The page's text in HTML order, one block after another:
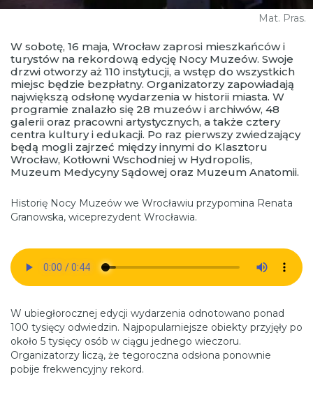
Mat. Pras.
W sobotę, 16 maja, Wrocław zaprosi mieszkańców i
turystów na rekordową edycję Nocy Muzeów. Swoje
drzwi otworzy aż 110 instytucji, a wstęp do wszystkich
miejsc będzie bezpłatny. Organizatorzy zapowiadają
największą odsłonę wydarzenia w historii miasta. W
programie znalazło się 28 muzeów i archiwów, 48
galerii oraz pracowni artystycznych, a także cztery
centra kultury i edukacji. Po raz pierwszy zwiedzający
będą mogli zajrzeć między innymi do Klasztoru
Wrocław, Kotłowni Wschodniej w Hydropolis,
Muzeum Medycyny Sądowej oraz Muzeum Anatomii.
Historię Nocy Muzeów we Wrocławiu przypomina Renata
Granowska, wiceprezydent Wrocławia.
W ubiegłorocznej edycji wydarzenia odnotowano ponad
100 tysięcy odwiedzin. Najpopularniejsze obiekty przyjęły po
około 5 tysięcy osób w ciągu jednego wieczoru.
Organizatorzy liczą, że tegoroczna odsłona ponownie
pobije frekwencyjny rekord.